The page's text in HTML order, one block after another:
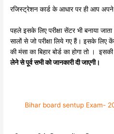
रजिस्ट्रेशन कार्ड के आधार पर ही आप अपने
पहले इसके लिए परीक्षा सेंटर भी बनाया
सालों से जो परीक्षा लिये गए हैं। इसके लिए
की मंसा का बिहार बोर्ड का होगा तो ।
लेने से पूर्व सभी को जानकारी दी जाएगी।
Bihar board sentup Exam-